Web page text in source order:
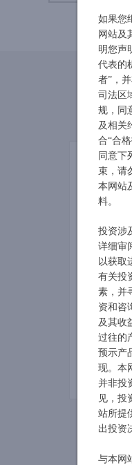
如果您
网站及
明您声
代表的
者”，
司法区
规，同
及相关
合“合
同意下
束，请
本网站
料。
投资涉
详细审
以获取
有关投
素，并
资和咨
及其收
过往的
预示产
现。本
并非投
见，投
站所提
出投资
与本网
CTA策
通过对国
面、技术
的交易信号